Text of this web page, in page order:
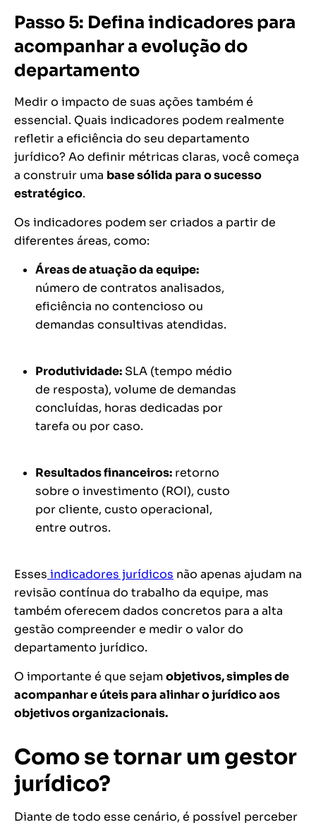
Passo 5: Defina indicadores para
acompanhar a evolução do
departamento
Medir o impacto de suas ações também é
essencial. Quais indicadores podem realmente
refletir a eficiência do seu departamento
jurídico? Ao definir métricas claras, você começa
a construir uma base sólida para o sucesso
estratégico.
Os indicadores podem ser criados a partir de
diferentes áreas, como:
Áreas de atuação da equipe:
número de contratos analisados,
eficiência no contencioso ou
demandas consultivas atendidas.
Produtividade: SLA (tempo médio
de resposta), volume de demandas
concluídas, horas dedicadas por
tarefa ou por caso.
Resultados financeiros: retorno
sobre o investimento (ROI), custo
por cliente, custo operacional,
entre outros.
Esses indicadores jurídicos não apenas ajudam na
revisão contínua do trabalho da equipe, mas
também oferecem dados concretos para a alta
gestão compreender e medir o valor do
departamento jurídico.
O importante é que sejamobjetivos, simples de
acompanhar e úteis para alinhar o jurídico aos
objetivos organizacionais.
Como se tornar um gestor
jurídico?
Diante de todo esse cenário, é possível perceber